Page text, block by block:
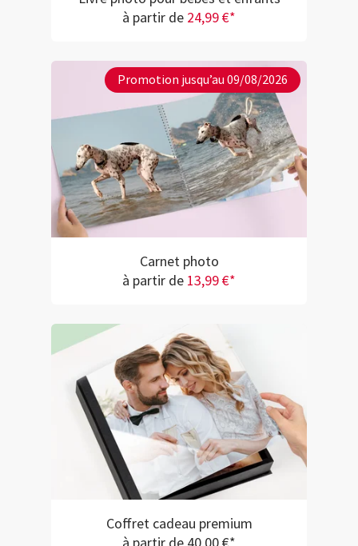
à partir de 24,99 €*
Promotion jusqu’au 09/08/2026
Carnet photo
à partir de 13,99 €*
Coffret cadeau premium